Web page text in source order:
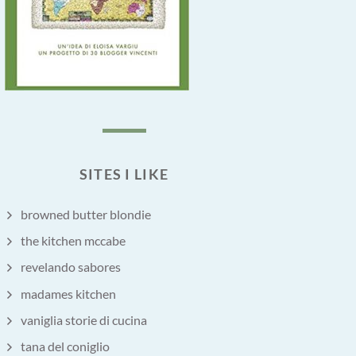
SITES I LIKE
browned butter blondie
the kitchen mccabe
revelando sabores
madames kitchen
vaniglia storie di cucina
tana del coniglio